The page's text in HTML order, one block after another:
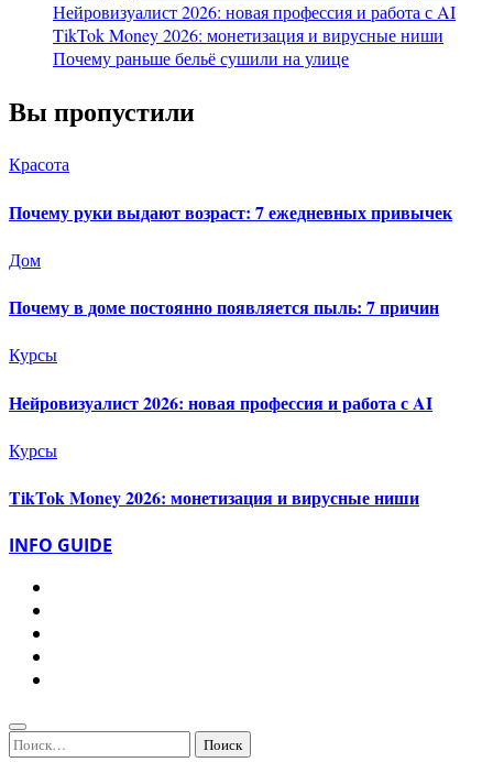
Нейровизуалист 2026: новая профессия и работа с AI
TikTok Money 2026: монетизация и вирусные ниши
Почему раньше бельё сушили на улице
Вы пропустили
Красота
Почему руки выдают возраст: 7 ежедневных привычек
Дом
Почему в доме постоянно появляется пыль: 7 причин
Курсы
Нейровизуалист 2026: новая профессия и работа с AI
Курсы
TikTok Money 2026: монетизация и вирусные ниши
INFO GUIDE
Найти: